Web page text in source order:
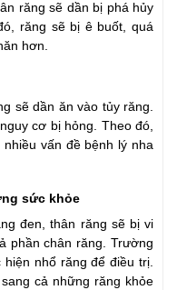
răng sẽ dần bị phá hủy
răng sẽ bị ê buốt, quá
hơn.
sẽ dần ăn vào tủy răng.
cơ bị hỏng. Theo đó,
vấn đề bệnh lý nha
sức khỏe
đen, thân răng sẽ bị vi
phần chân răng. Trường
nhổ răng để điều trị.
cả những răng khỏe